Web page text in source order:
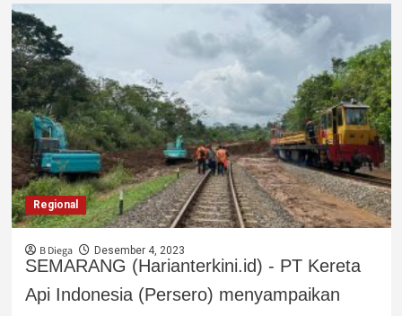
Regional
B Diega Desember 4, 2023
SEMARANG (Harianterkini.id) - PT Kereta
Api Indonesia (Persero) menyampaikan